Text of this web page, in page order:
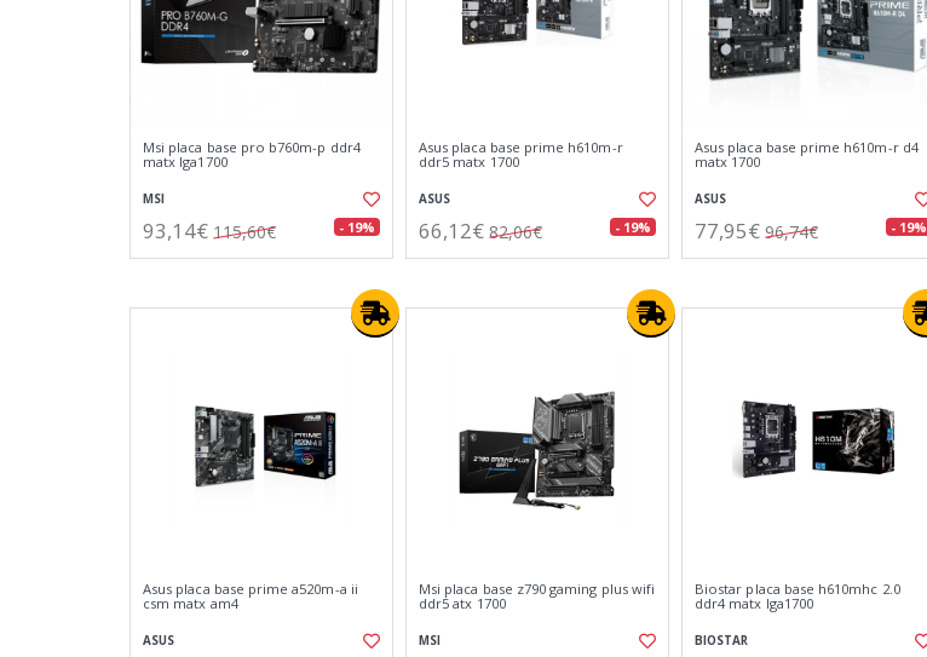
Msi placa base pro b760m-p ddr4
matx lga1700
MSI
93,14€ 115,60€ - 19%
Asus placa base prime h610m-r
ddr5 matx 1700
ASUS
66,12€ 82,06€ - 19%
Asus placa base prime h610m-r d4
matx 1700
ASUS
77,95€ 96,74€ - 19%
Asus placa base prime a520m-a ii
csm matx am4
ASUS
Msi placa base z790 gaming plus wifi
ddr5 atx 1700
MSI
Biostar placa base h610mhc 2.0
ddr4 matx lga1700
BIOSTAR